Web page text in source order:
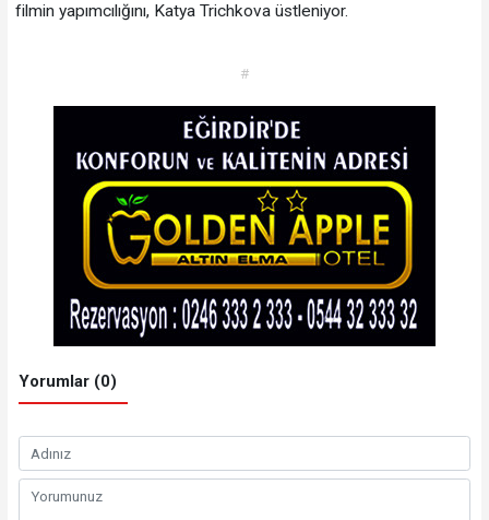
filmin yapımcılığını, Katya Trichkova üstleniyor.
#
Yorumlar (0)